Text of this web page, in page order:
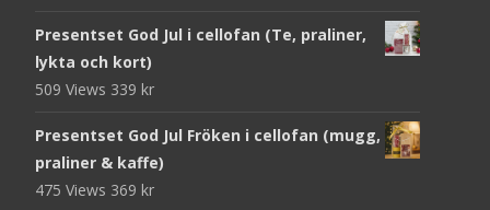
Presentset God Jul i cellofan (Te, praliner,
lykta och kort)
509 Views 339 kr
Presentset God Jul Fröken i cellofan (mugg,
praliner & kaffe)
475 Views 369 kr